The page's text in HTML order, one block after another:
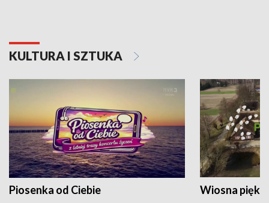
KULTURA I SZTUKA
Piosenka od Ciebie Wiosna